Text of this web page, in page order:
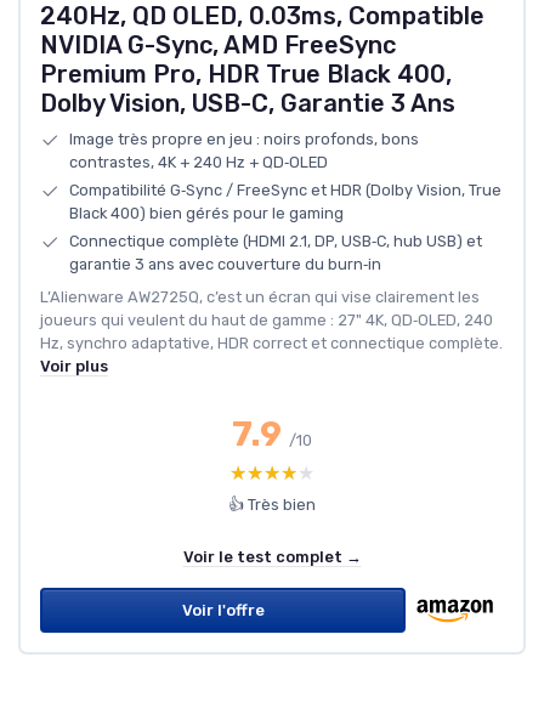
240Hz, QD OLED, 0.03ms, Compatible
NVIDIA G-Sync, AMD FreeSync
Premium Pro, HDR True Black 400,
Dolby Vision, USB-C, Garantie 3 Ans
Image très propre en jeu : noirs profonds, bons
contrastes, 4K + 240 Hz + QD‑OLED
Compatibilité G‑Sync / FreeSync et HDR (Dolby Vision, True
Black 400) bien gérés pour le gaming
Connectique complète (HDMI 2.1, DP, USB‑C, hub USB) et
garantie 3 ans avec couverture du burn‑in
L’Alienware AW2725Q, c’est un écran qui vise clairement les
joueurs qui veulent du haut de gamme : 27" 4K, QD‑OLED, 240
Hz, synchro adaptative, HDR correct et connectique complète.
Voir plus
7.9 /10
★★★★★
★★★★★
👍 Très bien
Voir le test complet →
Voir l'offre